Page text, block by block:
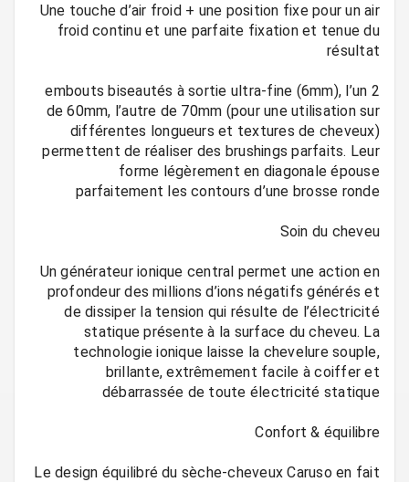
Une touche d’air froid + une position fixe pour un air
froid continu et une parfaite fixation et tenue du
2 embouts biseautés à sortie ultra-fine (6mm), l’un
de 60mm, l’autre de 70mm (pour une utilisation sur
différentes longueurs et textures de cheveux)
permettent de réaliser des brushings parfaits. Leur
forme légèrement en diagonale épouse
Un générateur ionique central permet une action en
profondeur des millions d’ions négatifs générés et
de dissiper la tension qui résulte de l’électricité
statique présente à la surface du cheveu. La
technologie ionique laisse la chevelure souple,
brillante, extrêmement facile à coiffer et
Confort & équilibre
Le design équilibré du sèche-cheveux Caruso en fait